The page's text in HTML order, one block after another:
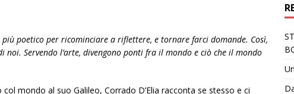
più poetico per ricominciare a riflettere, e tornare farci domande. Così,
Servendo l’arte, divengono ponti fra il mondo e ciò che il mondo
mondo al suo Galileo, Corrado D’Elia racconta se stesso e ci